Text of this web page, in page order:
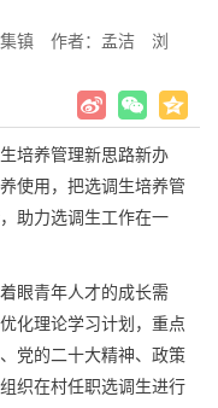
镇 作者：孟洁
浏
培养管理新思路新办
使用，把选调生培养管
助力选调生工作在一
眼青年人才的成长需
化理论学习计划，重点
党的二十大精神、政策
织在村任职选调生进行